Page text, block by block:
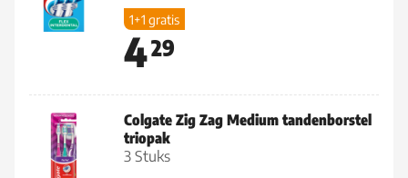
1+1 gratis
429
Colgate Zig Zag Medium tandenborstel
triopak
3 Stuks